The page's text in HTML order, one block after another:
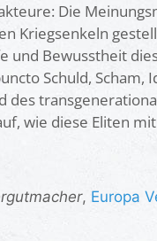
Die
Kriegsenkeln
und Bewusstheit
Schuld, Scham,
des
wie diese Eliten
, Europa